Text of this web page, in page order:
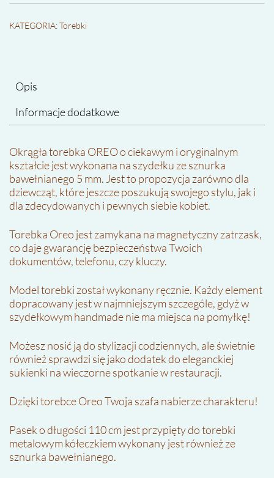
KATEGORIA:Torebki
Opis
Informacje dodatkowe
Okrągła torebka OREO o ciekawym i oryginalnym
kształcie jest wykonana na szydełku ze sznurka
bawełnianego 5 mm. Jest to propozycja zarówno dla
dziewcząt, które jeszcze poszukują swojego stylu, jak i
dla zdecydowanych i pewnych siebie kobiet.
Torebka Oreo jest zamykana na magnetyczny zatrzask,
co daje gwarancję bezpieczeństwa Twoich
dokumentów, telefonu, czy kluczy.
Model torebki został wykonany ręcznie. Każdy element
dopracowany jest w najmniejszym szczególe, gdyż w
szydełkowym handmade nie ma miejsca na pomyłkę!
Możesz nosić ją do stylizacji codziennych, ale świetnie
również sprawdzi się jako dodatek do eleganckiej
sukienki na wieczorne spotkanie w restauracji.
Dzięki torebce Oreo Twoja szafa nabierze charakteru!
Pasek o długości 110 cm jest przypięty do torebki
metalowym kółeczkiem wykonany jest również ze
sznurka bawełnianego.